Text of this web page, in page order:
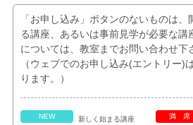
「お申し込み」ボタンのないものは
る講座、あるいは事前見学が必要な講
については、教室までお問い合わせ下
（ウェブでのお申し込み(エントリー)
ります。）
NEW 新しく始まる講座 満席